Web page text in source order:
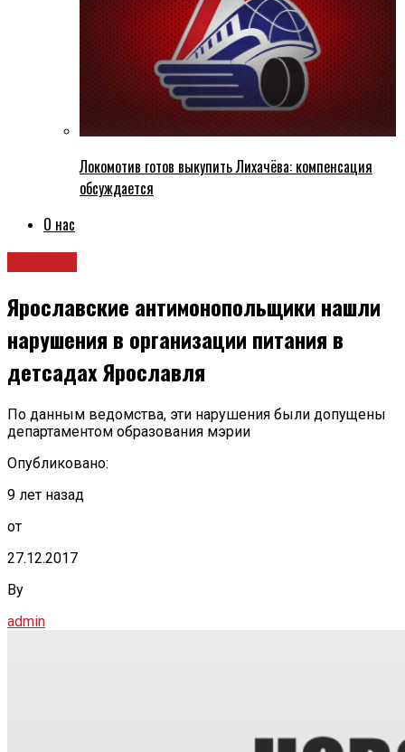
Локомотив готов выкупить Лихачёва: компенсация
обсуждается
О нас
Ярославские антимонопольщики нашли
нарушения в организации питания в
детсадах Ярославля
По данным ведомства, эти нарушения были допущены
департаментом образования мэрии
Опубликовано:
9 лет назад
от
27.12.2017
By
admin